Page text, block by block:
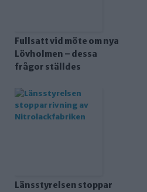
Fullsatt vid möte om nya
Lövholmen – dessa
frågor ställdes
Länsstyrelsen stoppar